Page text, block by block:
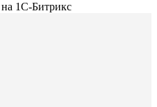
на 1С-Битрикс